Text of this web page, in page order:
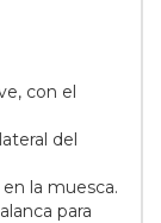
con el
del
la muesca.
para